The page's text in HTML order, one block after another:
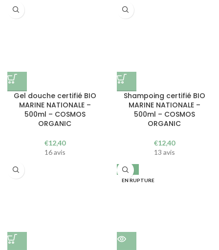
Gel douche certifié BIO
MARINE NATIONALE –
500ml – COSMOS
ORGANIC
€12,40
16 avis
Shampoing certifié BIO
MARINE NATIONALE –
500ml – COSMOS
ORGANIC
€12,40
13 avis
-34%
EN RUPTURE